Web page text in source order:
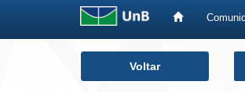
Voltar